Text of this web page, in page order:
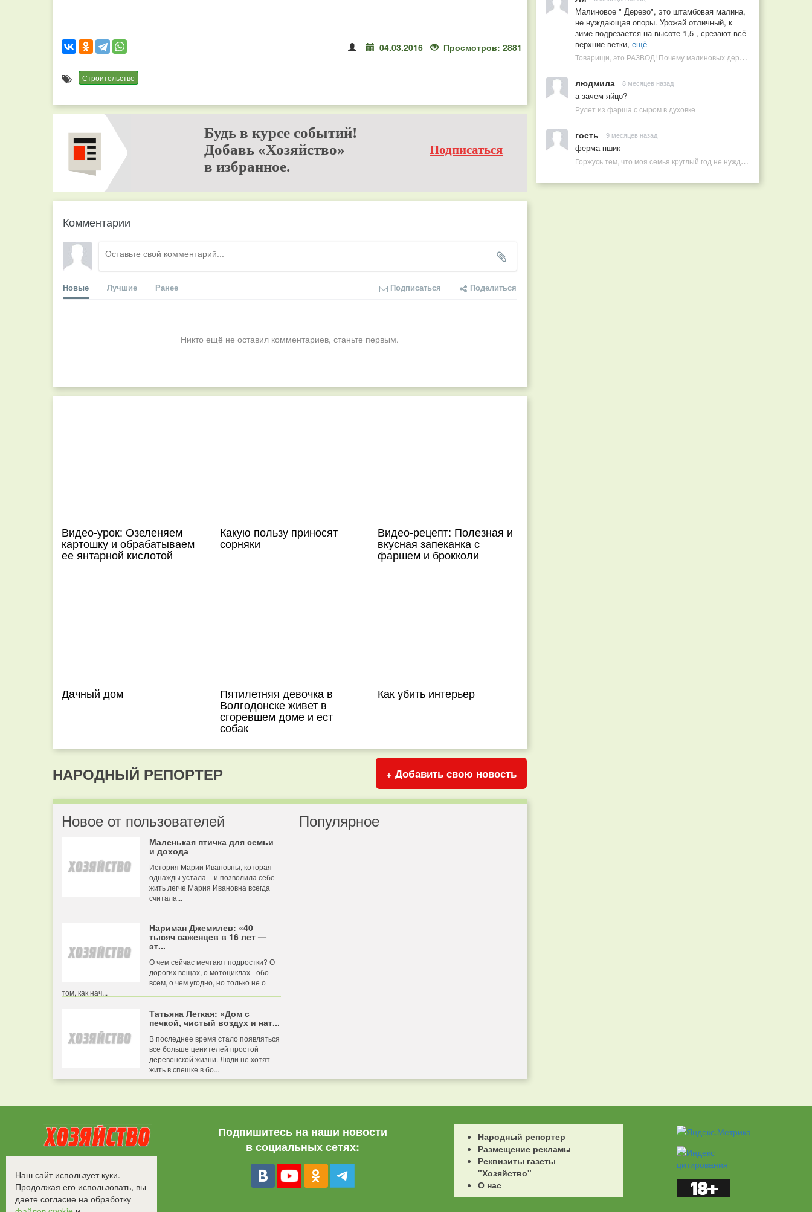
04.03.2016 Просмотров: 2881
Строительство
Будь в курсе событий!
Добавь «Хозяйство»
в избранное.
Подписаться
Комментарии
Новые Лучшие Ранее Подписаться Поделиться
Никто ещё не оставил комментариев, станьте первым.
Видео-урок: Озеленяем
картошку и обрабатываем
ее янтарной кислотой
Какую пользу приносят
сорняки
Видео-рецепт: Полезная и
вкусная запеканка с
фаршем и брокколи
Дачный дом Пятилетняя девочка в
Волгодонске живет в
сгоревшем доме и ест
собак
Как убить интерьер
НАРОДНЫЙ РЕПОРТЕР + Добавить свою новость
Новое от пользователей
Маленькая птичка для семьи
и дохода
История Марии Ивановны, которая
однажды устала – и позволила себе
жить легче Мария Ивановна всегда
считала...
Нариман Джемилев: «40
тысяч саженцев в 16 лет —
эт...
О чем сейчас мечтают подростки? О
дорогих вещах, о мотоциклах - обо
всем, о чем угодно, но только не о
том, как нач...
Татьяна Легкая: «Дом с
печкой, чистый воздух и нат...
В последнее время стало появляться
все больше ценителей простой
деревенской жизни. Люди не хотят
жить в спешке в бо...
Популярное
Малиновое " Дерево", это штамбовая малина,
не нуждающая опоры. Урожай отличный, к
зиме подрезается на высоте 1,5 , срезают всё
верхние ветки, ещё
Товарищи, это РАЗВОД! Почему малиновых деревьев не бывает, или Как ушлые продавцы наживаются на мечтах садоводов
людмила 8 месяцев назад
а зачем яйцо?
Рулет из фарша с сыром в духовке
гость 9 месяцев назад
ферма пшик
Горжусь тем, что моя семья круглый год не нуждается в покупных витаминах
Все права защищены.
©2008-2017 - "Хозяйство"
Подпишитесь на наши новости
в социальных сетях:
Народный репортер
Размещение рекламы
Реквизиты газеты
"Хозяйство"
О нас
Наш сайт использует куки.
Продолжая его использовать, вы
даете согласие на обработку